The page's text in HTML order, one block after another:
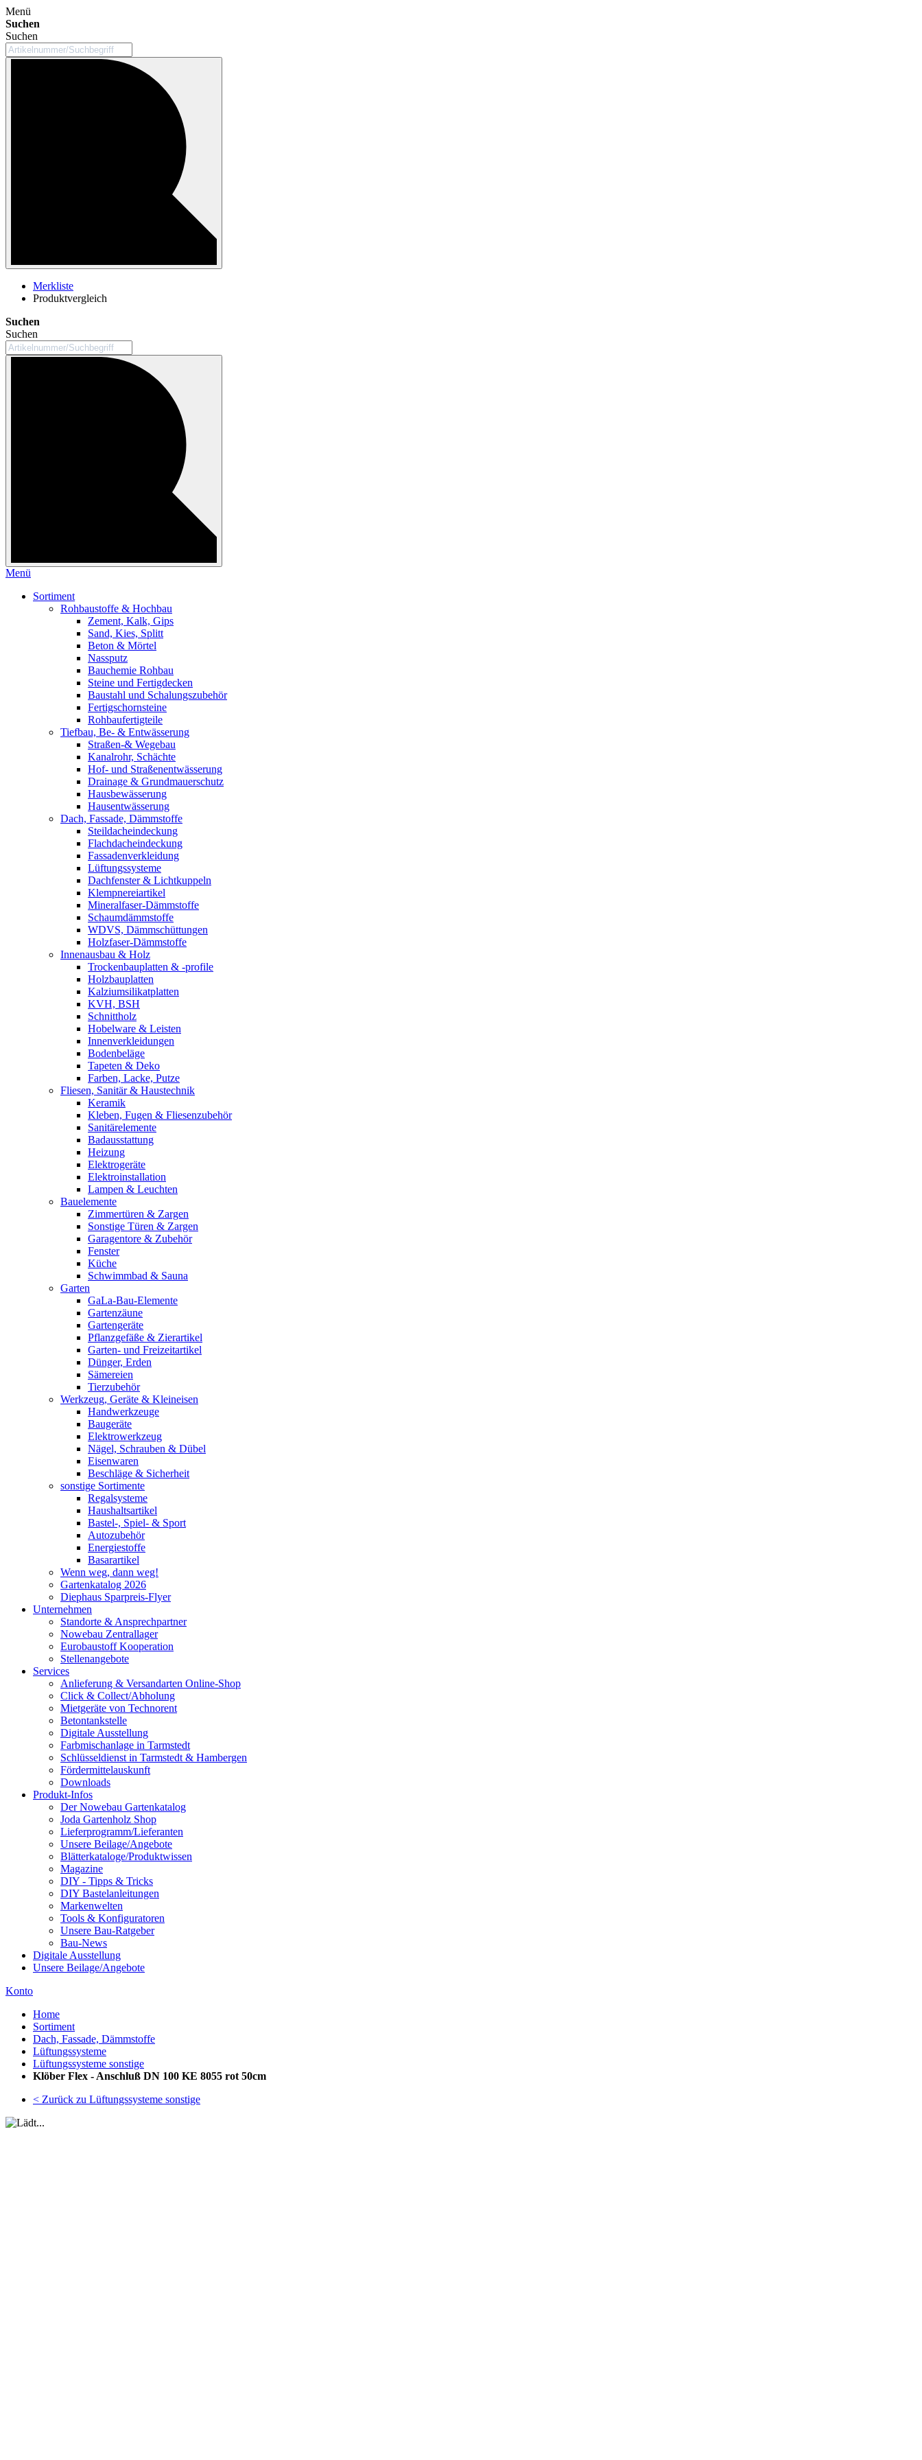
Menü
Suchen
Suchen
Merkliste
Produktvergleich
Suchen
Suchen
Menü
Sortiment
Rohbaustoffe & Hochbau
Zement, Kalk, Gips
Sand, Kies, Splitt
Beton & Mörtel
Nassputz
Bauchemie Rohbau
Steine und Fertigdecken
Baustahl und Schalungszubehör
Fertigschornsteine
Rohbaufertigteile
Tiefbau, Be- & Entwässerung
Straßen-& Wegebau
Kanalrohr, Schächte
Hof- und Straßenentwässerung
Drainage & Grundmauerschutz
Hausbewässerung
Hausentwässerung
Dach, Fassade, Dämmstoffe
Steildacheindeckung
Flachdacheindeckung
Fassadenverkleidung
Lüftungssysteme
Dachfenster & Lichtkuppeln
Klempnereiartikel
Mineralfaser-Dämmstoffe
Schaumdämmstoffe
WDVS, Dämmschüttungen
Holzfaser-Dämmstoffe
Innenausbau & Holz
Trockenbauplatten & -profile
Holzbauplatten
Kalziumsilikatplatten
KVH, BSH
Schnittholz
Hobelware & Leisten
Innenverkleidungen
Bodenbeläge
Tapeten & Deko
Farben, Lacke, Putze
Fliesen, Sanitär & Haustechnik
Keramik
Kleben, Fugen & Fliesenzubehör
Sanitärelemente
Badausstattung
Heizung
Elektrogeräte
Elektroinstallation
Lampen & Leuchten
Bauelemente
Zimmertüren & Zargen
Sonstige Türen & Zargen
Garagentore & Zubehör
Fenster
Küche
Schwimmbad & Sauna
Garten
GaLa-Bau-Elemente
Gartenzäune
Gartengeräte
Pflanzgefäße & Zierartikel
Garten- und Freizeitartikel
Dünger, Erden
Sämereien
Tierzubehör
Werkzeug, Geräte & Kleineisen
Handwerkzeuge
Baugeräte
Elektrowerkzeug
Nägel, Schrauben & Dübel
Eisenwaren
Beschläge & Sicherheit
sonstige Sortimente
Regalsysteme
Haushaltsartikel
Bastel-, Spiel- & Sport
Autozubehör
Energiestoffe
Basarartikel
Wenn weg, dann weg!
Gartenkatalog 2026
Diephaus Sparpreis-Flyer
Unternehmen
Standorte & Ansprechpartner
Nowebau Zentrallager
Eurobaustoff Kooperation
Stellenangebote
Services
Anlieferung & Versandarten Online-Shop
Click & Collect/Abholung
Mietgeräte von Technorent
Betontankstelle
Digitale Ausstellung
Farbmischanlage in Tarmstedt
Schlüsseldienst in Tarmstedt & Hambergen
Fördermittelauskunft
Downloads
Produkt-Infos
Der Nowebau Gartenkatalog
Joda Gartenholz Shop
Lieferprogramm/Lieferanten
Unsere Beilage/Angebote
Blätterkataloge/Produktwissen
Magazine
DIY - Tipps & Tricks
DIY Bastelanleitungen
Markenwelten
Tools & Konfiguratoren
Unsere Bau-Ratgeber
Bau-News
Digitale Ausstellung
Unsere Beilage/Angebote
Konto
Home
Sortiment
Dach, Fassade, Dämmstoffe
Lüftungssysteme
Lüftungssysteme sonstige
Klöber Flex - Anschluß DN 100 KE 8055 rot 50cm
< Zurück zu Lüftungssysteme sonstige